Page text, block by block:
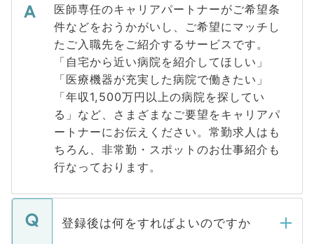
医師専任のキャリアパートナーがご希望条
件などをおうかがいし、ご希望にマッチし
たご入職先をご紹介するサービスです。
「自宅から近い病院を紹介してほしい」
「医療機器が充実した病院で働きたい」
「年収1,500万円以上の病院を探してい
る」など、さまざまなご要望をキャリアパ
ートナーにお伝えください。常勤求人はも
ちろん、非常勤・スポットのお仕事紹介も
行なっております。
登録後は何をすればよいのですか